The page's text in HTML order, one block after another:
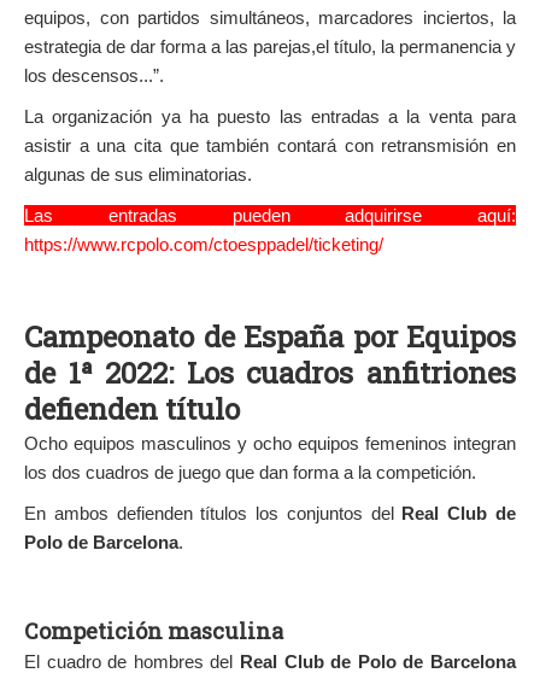
equipos, con partidos simultáneos, marcadores inciertos, la
estrategia de dar forma a las parejas,el título, la permanencia y
los descensos...”.
La organización ya ha puesto las entradas a la venta para
asistir a una cita que también contará con retransmisión en
algunas de sus eliminatorias.
Las entradas pueden adquirirse aquí:
https://www.rcpolo.com/ctoesppadel/ticketing/
Campeonato de España por Equipos
de 1ª 2022: Los cuadros anfitriones
defienden título
Ocho equipos masculinos y ocho equipos femeninos integran
los dos cuadros de juego que dan forma a la competición.
En ambos defienden títulos los conjuntos del Real Club de
Polo de Barcelona.
Competición masculina
El cuadro de hombres del Real Club de Polo de Barcelona